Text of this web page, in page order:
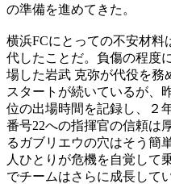
の準備を進めてきた。
横浜FCにとっての不安材料
代したことだ。負傷の程度
場した岩武 克弥が代役を務
スタートが続いているが、
位の出場時間を記録し、２
番号22への指揮官の信頼は
るガブリエウの穴はそう簡
人ひとりが危機を自覚して
でチームはさらに成長して